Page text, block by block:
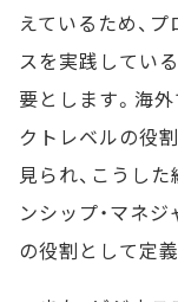
えているため、
スを実践してい
要とします。海
クトレベルの役
見られ、こうし
ンシップ・マネ
の役割として定